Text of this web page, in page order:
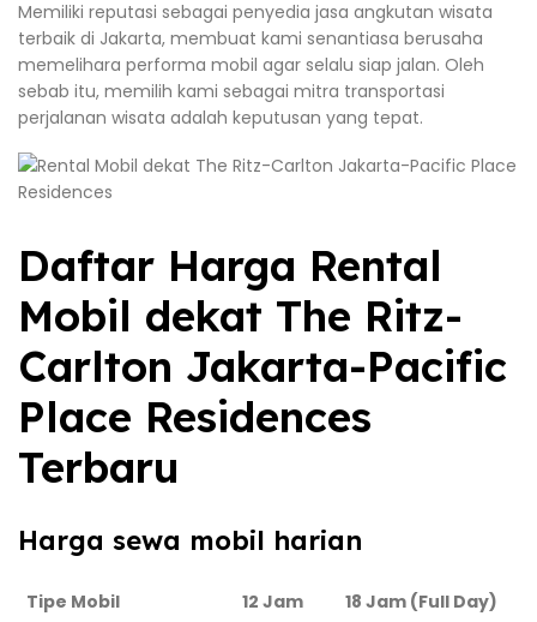
Memiliki reputasi sebagai penyedia jasa angkutan wisata
terbaik di Jakarta, membuat kami senantiasa berusaha
memelihara performa mobil agar selalu siap jalan. Oleh
sebab itu, memilih kami sebagai mitra transportasi
perjalanan wisata adalah keputusan yang tepat.
Daftar Harga Rental
Mobil dekat The Ritz-
Carlton Jakarta-Pacific
Place Residences
Terbaru
Harga sewa mobil harian
Tipe Mobil 12 Jam 18 Jam (Full Day)